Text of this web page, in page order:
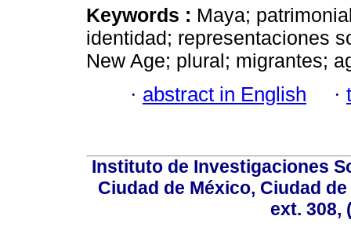
Keywords : Maya;
identidad; representaciones
New Age; plural; migrantes;
· abstract in English ·
Instituto de Investigaciones
Ciudad de México, Ciudad
ext. 308,